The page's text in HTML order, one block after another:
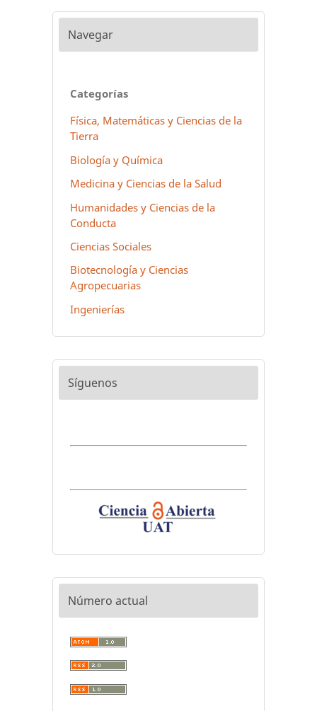
Navegar
Categorías
Física, Matemáticas y Ciencias de la
Tierra
Biología y Química
Medicina y Ciencias de la Salud
Humanidades y Ciencias de la
Conducta
Ciencias Sociales
Biotecnología y Ciencias
Agropecuarias
Ingenierías
Síguenos
Número actual